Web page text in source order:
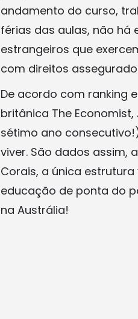
andamento do curso,
férias das aulas, não
estrangeiros que
com direitos
De acordo com ranking
britânica The
sétimo ano
viver. São dados assim,
Corais, a única
educação de ponta do
na Austrália!